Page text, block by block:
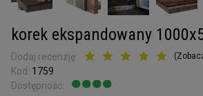
Kora surowa
do terrarium
Podkładki
korek ekspandowany
Dodaj recenzję: (
Kod: 1759
Dostępność: